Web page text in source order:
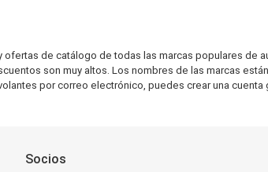
de catálogo de todas las marcas populares de
son muy altos. Los nombres de las marcas
por correo electrónico, puedes crear una
Socios